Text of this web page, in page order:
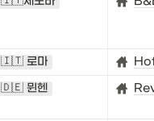
🇮🇹 로마
🇩🇪 뮌헨